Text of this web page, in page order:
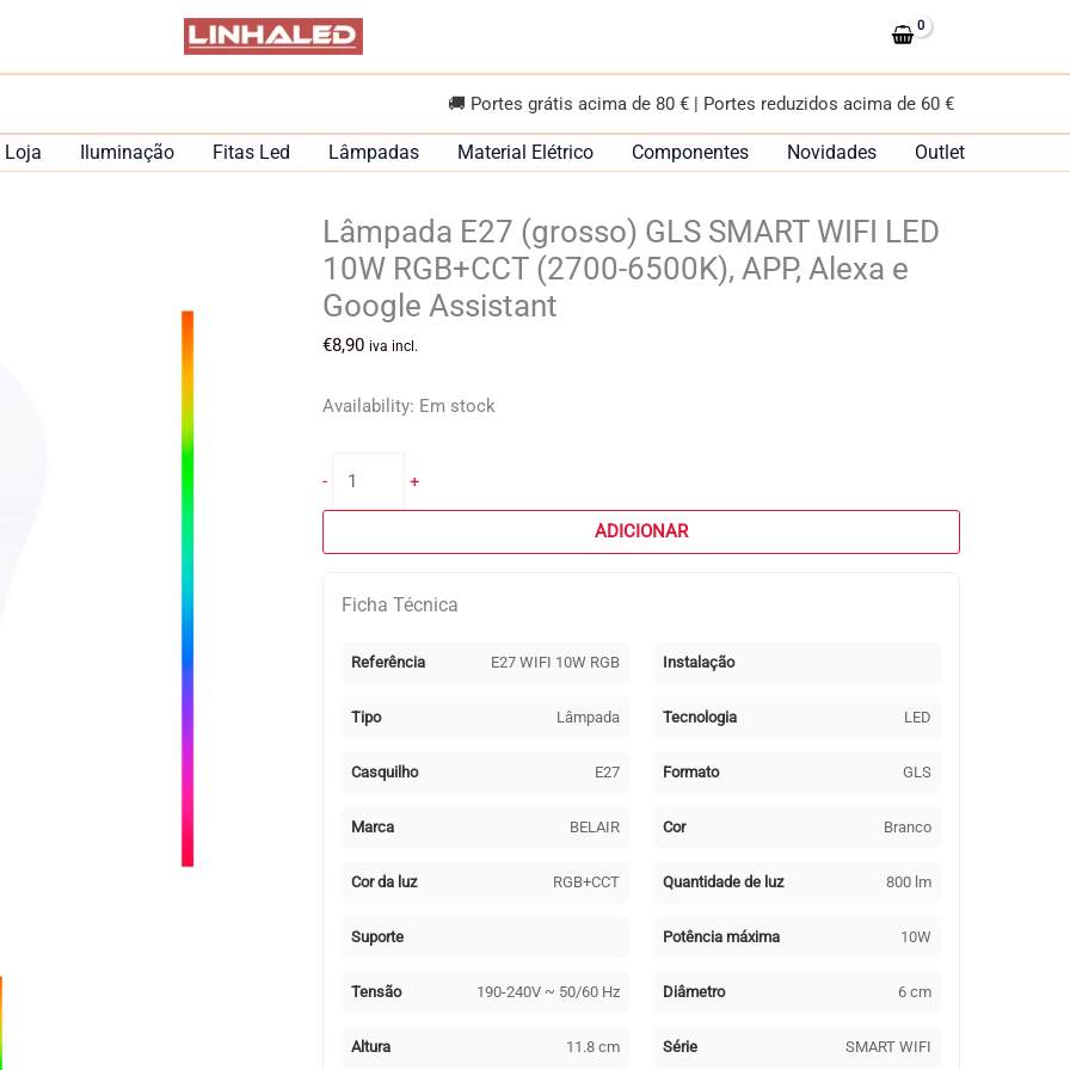
🚚 Portes grátis acima de 80 € | Portes reduzidos acima de 60 €
Loja Iluminação Fitas Led Lâmpadas Material Elétrico Componentes Novidades Outlet
Lâmpada E27 (grosso) GLS SMART WIFI LED
10W RGB+CCT (2700-6500K), APP, Alexa e
Google Assistant
€8,90 iva incl.
Availability: Em stock
-
E27
GLS
WIFI
10W
(2700-
APP,
Assistant
+
ADICIONAR
Ficha Técnica
Referência E27 WIFI 10W RGB Instalação
Tipo Lâmpada Tecnologia LED
Casquilho E27 Formato GLS
Marca BELAIR Cor Branco
Cor da luz RGB+CCT Quantidade de luz 800 lm
Suporte Potência máxima 10W
Tensão 190-240V ~ 50/60 Hz Diâmetro 6 cm
Altura 11.8 cm Série SMART WIFI
LED
10W
RGB+CCT
6500K),
APP,
Alexa